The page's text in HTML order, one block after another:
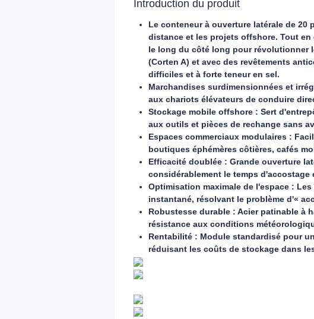
Introduction du produit
Le conteneur à ouverture latérale de
distance et les projets offshore. Tout
le long du côté long pour révolutionner
(Corten A) et avec des revêtements
difficiles et à forte teneur en sel.
Marchandises surdimensionnées et
aux chariots élévateurs de conduire
Stockage mobile offshore : Sert
aux outils et pièces de rechange sans
Espaces commerciaux modulaires :
boutiques éphémères côtières, cafés
Efficacité doublée : Grande ouverture
considérablement le temps d'accostage
Optimisation maximale de l'espace :
instantané, résolvant le problème d'«
Robustesse durable : Acier patinable à
résistance aux conditions
Rentabilité : Module standardisé pour
réduisant les coûts de stockage dans